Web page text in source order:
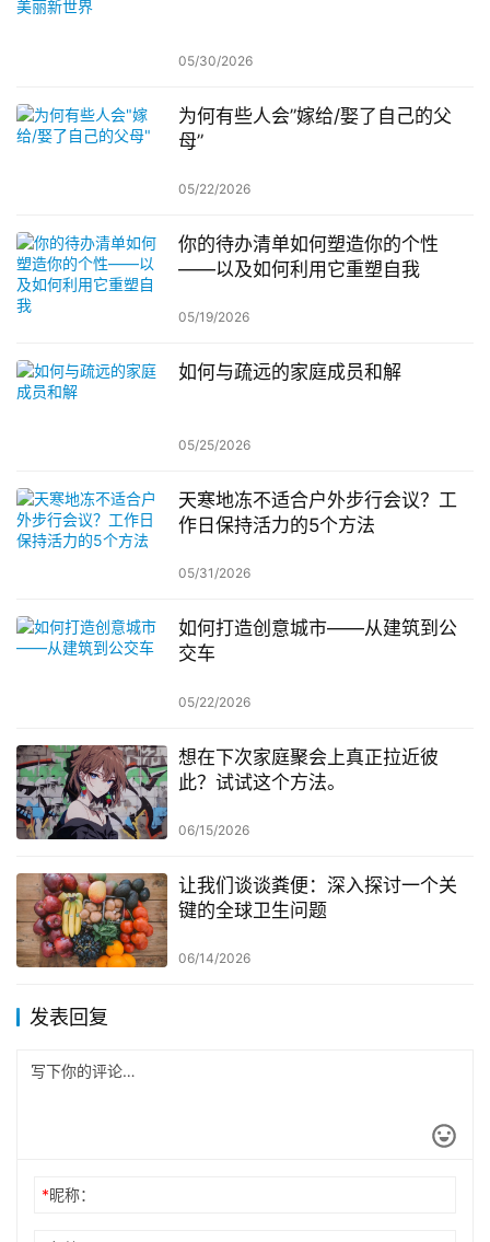
05/30/2026
为何有些人会”嫁给/娶了自己的父
母”
05/22/2026
你的待办清单如何塑造你的个性
——以及如何利用它重塑自我
05/19/2026
如何与疏远的家庭成员和解
05/25/2026
天寒地冻不适合户外步行会议？工
作日保持活力的5个方法
05/31/2026
如何打造创意城市——从建筑到公
交车
05/22/2026
想在下次家庭聚会上真正拉近彼
此？试试这个方法。
06/15/2026
让我们谈谈粪便：深入探讨一个关
键的全球卫生问题
06/14/2026
发表回复
*昵称：